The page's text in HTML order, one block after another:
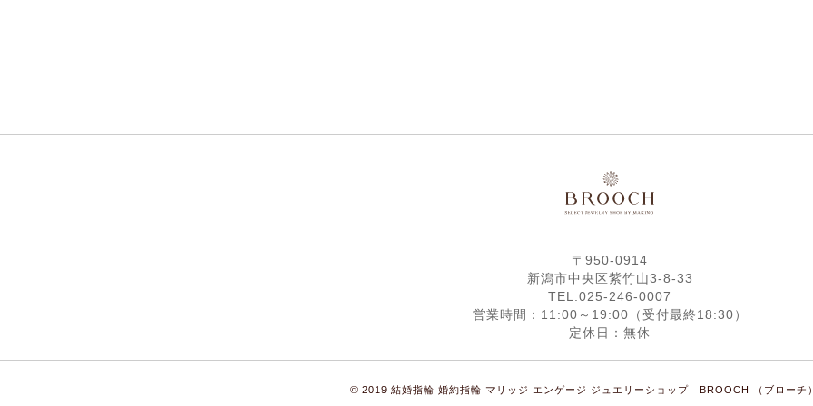
〒950-0914
新潟市中央区紫竹山3-8-33
TEL.025-246-0007
営業時間：11:00～19:00（受付最終18:30）
定休日：無休
© 2019 結婚指輪 婚約指輪 マリッジ エンゲージ ジュエリーショップ BROOCH （ブローチ